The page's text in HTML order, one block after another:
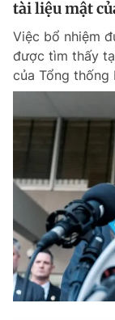
tài liệu mật
Việc bổ nhiệm
được tìm thấy
của Tổng thống